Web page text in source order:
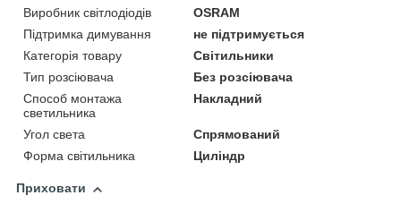
Виробник світлодіодів
OSRAM
Підтримка димування
не підтримується
Категорія товару
Світильники
Тип розсіювача
Без розсіювача
Способ монтажа
светильника
Накладний
Угол света
Спрямований
Форма світильника
Циліндр
Приховати